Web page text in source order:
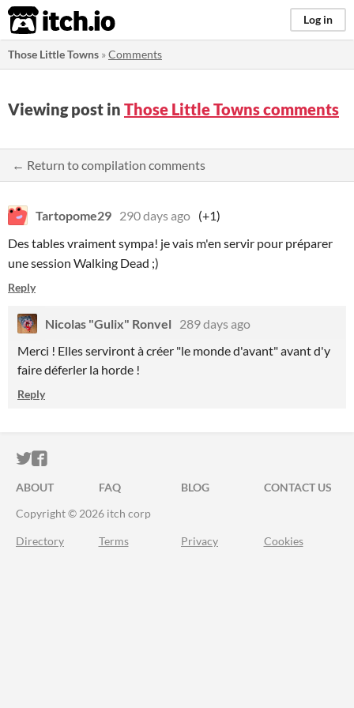
itch.io Log in
Those Little Towns »Comments
Viewing post in Those Little Towns comments
← Return to compilation comments
Tartopome29 290 days ago (+1)
Des tables vraiment sympa! je vais m'en servir pour préparer
une session Walking Dead ;)
Reply
Nicolas "Gulix" Ronvel
289 days ago
Merci ! Elles serviront à créer "le monde d'avant" avant d'y
faire déferler la horde !
Reply
ITCH.IO ON TWITTER
ITCH.IO ON FACEBOOK
ABOUT FAQ BLOG
CONTACT US
Copyright © 2026 itch corp
Directory Terms Privacy Cookies